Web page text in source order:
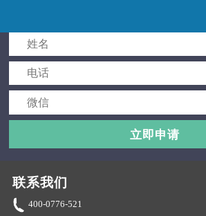
立即申请
联系我们
400-0776-521